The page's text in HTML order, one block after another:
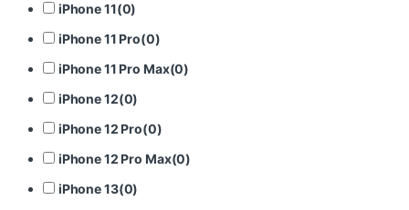
iPhone 11(0)
iPhone 11 Pro(0)
iPhone 11 Pro Max(0)
iPhone 12(0)
iPhone 12 Pro(0)
iPhone 12 Pro Max(0)
iPhone 13(0)